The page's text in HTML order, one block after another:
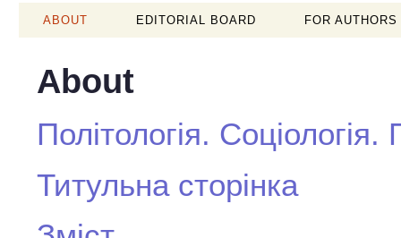
ABOUT EDITORIAL BOARD FOR AUTHORS
About
Політологія.
Титульна сторінка